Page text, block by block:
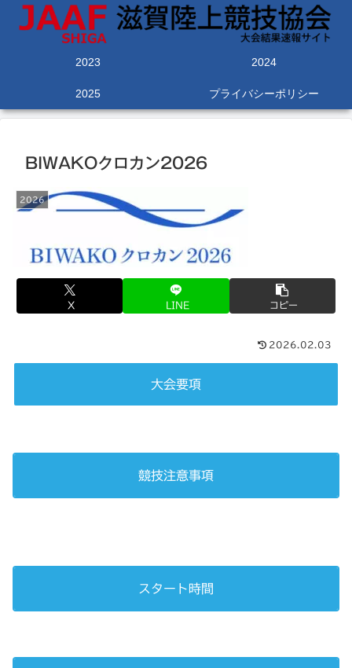
2023 2024
2025 プライバシーポリシー
BIWAKOクロカン2026
2026
X LINE コピー
2026.02.03
大会要項
競技注意事項
スタート時間